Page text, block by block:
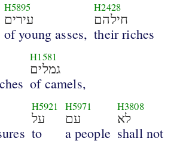
H5895
עירים
of young asses,
H2428
חילהם
their riches
H1581
גמלים
of camels,
H5921
על
to
H5971
עם
a people
H3808
לא
shall not